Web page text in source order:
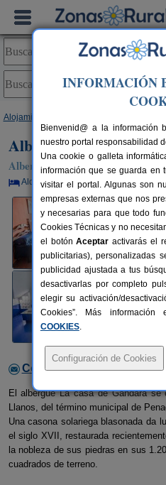
Alojamientos
Albergue La Casa
Albergue en Llanos / Penagos
Alquiler por habitaciones 10-
Contactar con el
El albergue La casa de Gandara
Llanos, del término municipal de
Una casona solariega blasonada da
el siglo XVII, restaurada
la nobleza de sus piedras en sus
cuadrados de terreno.
INFORMACIÓN
Bienvenid@ a la información
nuestro portal responsabilidad
Una cookie o galleta
información que se guarda en
visitar el portal. Algunas son
empresas externas que nos
y necesarias para que todo
Cookies Técnicas y no
el botónAceptar activarás el
publicitarias), personalizadas
publicidad ajustada a tus
desactivarlas por completo
elegir su activación/
Cookies”. Más información
COOKIES.